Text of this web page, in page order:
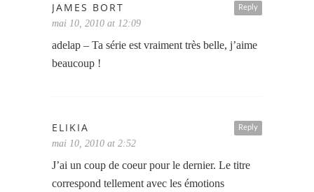
Reply
JAMES BORT
mai 10, 2010 at 12:09
adelap – Ta série est vraiment très belle, j’aime
beaucoup !
Reply
ELIKIA
mai 10, 2010 at 2:52
J’ai un coup de coeur pour le dernier. Le titre
correspond tellement avec les émotions